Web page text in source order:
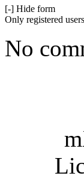
[-] Hide form
Only registered
No